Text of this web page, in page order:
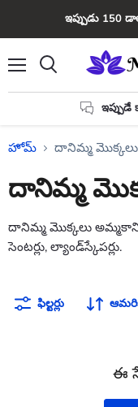
ఇప్పుడు 150
హోమ్ దానిమ్మ మొక్కలు
దానిమ్మ
దానిమ్మ మొక్కలు
సెంటర్లు, ల్యాండ్‌స్కేపర్లు.
ఫిల్టర్లు
ఈ